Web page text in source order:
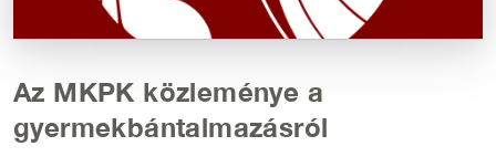
Az MKPK közleménye a
gyermekbántalmazásról